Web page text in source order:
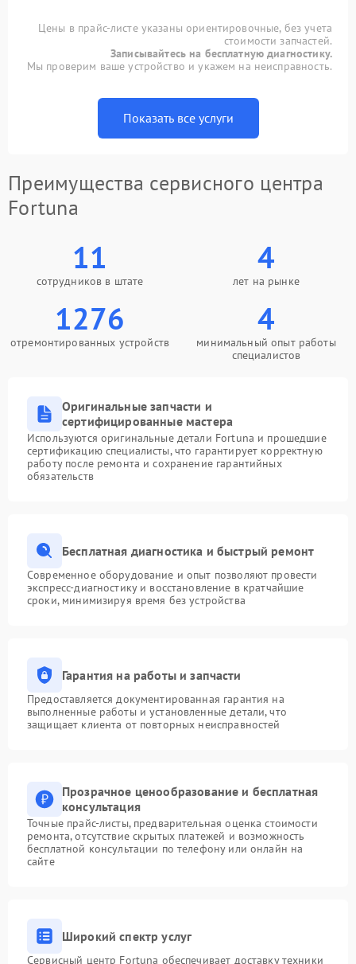
Цены в прайс-листе указаны ориентировочные, без учета
стоимости запчастей.
Записывайтесь на бесплатную диагностику.
Мы проверим ваше устройство и укажем на неисправность.
Показать все услуги
Преимущества сервисного центра
Fortuna
11
сотрудников в штате
4
лет на рынке
1276
отремонтированных устройств
4
минимальный опыт работы
специалистов
Оригинальные запчасти и
сертифицированные мастера
Используются оригинальные детали Fortuna и прошедшие
сертификацию специалисты, что гарантирует корректную
работу после ремонта и сохранение гарантийных
обязательств
Бесплатная диагностика и быстрый ремонт
Современное оборудование и опыт позволяют провести
экспресс-диагностику и восстановление в кратчайшие
сроки, минимизируя время без устройства
Гарантия на работы и запчасти
Предоставляется документированная гарантия на
выполненные работы и установленные детали, что
защищает клиента от повторных неисправностей
Прозрачное ценообразование и бесплатная
консультация
Точные прайс-листы, предварительная оценка стоимости
ремонта, отсутствие скрытых платежей и возможность
бесплатной консультации по телефону или онлайн на
сайте
Широкий спектр услуг
Сервисный центр Fortuna обеспечивает доставку техники